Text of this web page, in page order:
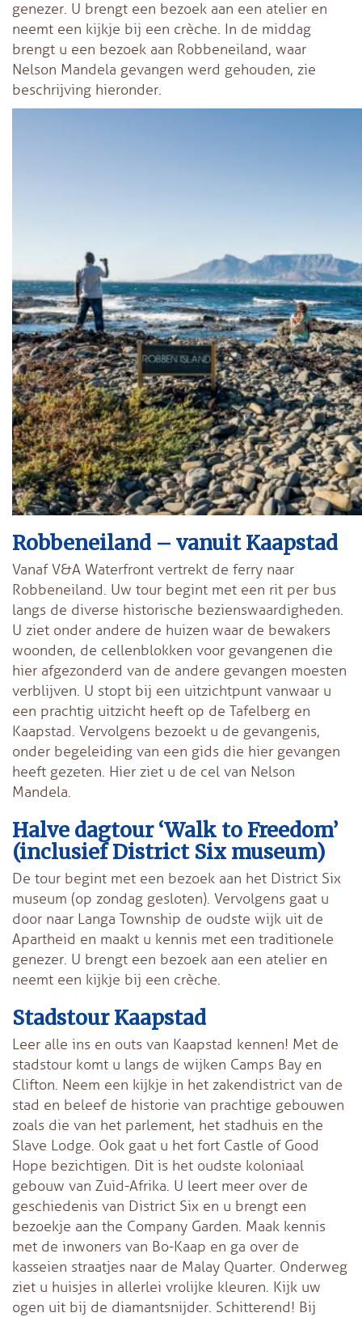
genezer. U brengt een bezoek aan een atelier en
neemt een kijkje bij een crèche. In de middag
brengt u een bezoek aan Robbeneiland, waar
Nelson Mandela gevangen werd gehouden, zie
beschrijving hieronder.
Robbeneiland – vanuit Kaapstad
Vanaf V&A Waterfront vertrekt de ferry naar
Robbeneiland. Uw tour begint met een rit per bus
langs de diverse historische bezienswaardigheden.
U ziet onder andere de huizen waar de bewakers
woonden, de cellenblokken voor gevangenen die
hier afgezonderd van de andere gevangen moesten
verblijven. U stopt bij een uitzichtpunt vanwaar u
een prachtig uitzicht heeft op de Tafelberg en
Kaapstad. Vervolgens bezoekt u de gevangenis,
onder begeleiding van een gids die hier gevangen
heeft gezeten. Hier ziet u de cel van Nelson
Mandela.
Halve dagtour ‘Walk to Freedom’
(inclusief District Six museum)
De tour begint met een bezoek aan het District Six
museum (op zondag gesloten). Vervolgens gaat u
door naar Langa Township de oudste wijk uit de
Apartheid en maakt u kennis met een traditionele
genezer. U brengt een bezoek aan een atelier en
neemt een kijkje bij een crèche.
Stadstour Kaapstad
Leer alle ins en outs van Kaapstad kennen! Met de
stadstour komt u langs de wijken Camps Bay en
Clifton. Neem een kijkje in het zakendistrict van de
stad en beleef de historie van prachtige gebouwen
zoals die van het parlement, het stadhuis en the
Slave Lodge. Ook gaat u het fort Castle of Good
Hope bezichtigen. Dit is het oudste koloniaal
gebouw van Zuid-Afrika. U leert meer over de
geschiedenis van District Six en u brengt een
bezoekje aan the Company Garden. Maak kennis
met de inwoners van Bo-Kaap en ga over de
kasseien straatjes naar de Malay Quarter. Onderweg
ziet u huisjes in allerlei vrolijke kleuren. Kijk uw
ogen uit bij de diamantsnijder. Schitterend! Bij